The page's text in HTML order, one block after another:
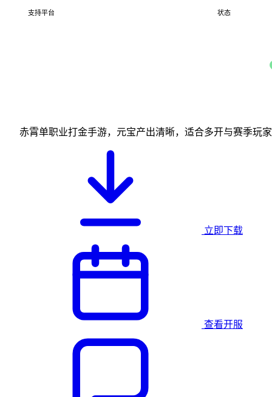
支持平台 状态
赤霄单职业打金手游，元宝产出清晰，适合多开与赛季玩
立即下载
查看开服